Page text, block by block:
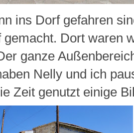
ins Dorf gefahren
gemacht. Dort waren
ganze
Nelly und ich
Zeit genutzt einige